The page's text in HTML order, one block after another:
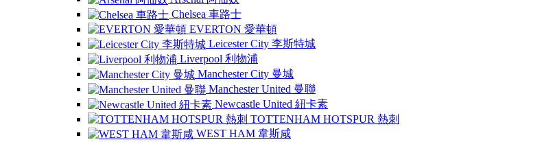
Chelsea 車路士
EVERTON 愛華頓
Leicester City 李斯特城
Liverpool 利物浦
Manchester City 曼城
Manchester United 曼聯
Newcastle United 紐卡素
TOTTENHAM HOTSPUR 熱刺
WEST HAM 韋斯咸